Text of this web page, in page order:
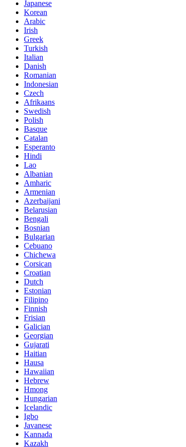
Japanese
Korean
Arabic
Irish
Greek
Turkish
Italian
Danish
Romanian
Indonesian
Czech
Afrikaans
Swedish
Polish
Basque
Catalan
Esperanto
Hindi
Lao
Albanian
Amharic
Armenian
Azerbaijani
Belarusian
Bengali
Bosnian
Bulgarian
Cebuano
Chichewa
Corsican
Croatian
Dutch
Estonian
Filipino
Finnish
Frisian
Galician
Georgian
Gujarati
Haitian
Hausa
Hawaiian
Hebrew
Hmong
Hungarian
Icelandic
Igbo
Javanese
Kannada
Kazakh